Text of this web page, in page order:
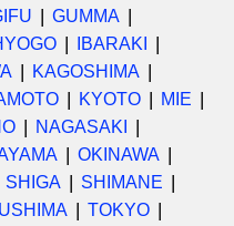
GUMMA
IBARAKI
KAGOSHIMA
KYOTO
MIE
NAGASAKI
OKINAWA
SHIGA
SHIMANE
TOKYO